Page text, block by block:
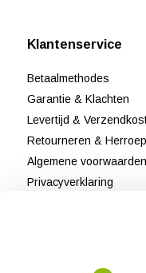
Klantenservice
Betaalmethodes
Garantie & Klachten
Levertijd &
Retourneren &
Algemene voorwaarden
Privacyverklaring